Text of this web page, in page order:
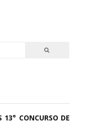
13° CONCURSO DE